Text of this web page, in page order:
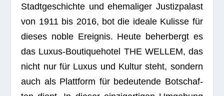
Stadt­ge­schichte und ehe­ma­li­ger Jus­tiz­pa­last
von 1911 bis 2016, bot die ideale Kulisse für
die­ses noble Ereig­nis. Heute beher­bergt es
das Luxus-Bou­ti­que­ho­tel THE WELLEM, das
nicht nur für Luxus und Kul­tur steht, son­dern
auch als Platt­form für bedeu­tende Bot­schaf­